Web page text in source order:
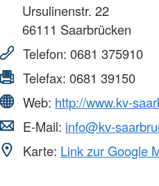
Ursulinenstr. 22
66111 Saarbrücken
Telefon: 0681 375910
Telefax: 0681 39150
Web: http://www.kv-
E-Mail: info@kv-
Karte: Link zur Google